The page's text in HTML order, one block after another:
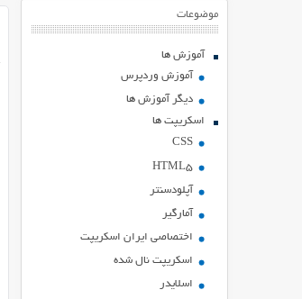
موضوعات
آموزش ها
آموزش وردپرس
دیگر آموزش ها
اسکریپت ها
CSS
HTML5
آپلودسنتر
آمارگیر
اختصاصی ایران اسکریپت
اسکریپت نال شده
اسلایدر